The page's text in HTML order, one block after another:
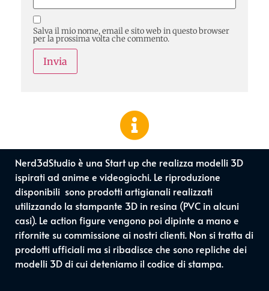
Salva il mio nome, email e sito web in questo browser
per la prossima volta che commento.
Nerd3dStudio è una Start up che realizza modelli 3D
ispirati ad anime e videogiochi. Le riproduzione
disponibili sono prodotti artigianali realizzati
utilizzando la stampante 3D in resina (PVC in alcuni
casi). Le action figure vengono poi dipinte a mano e
rifornite su commissione ai nostri clienti. Non si tratta di
prodotti ufficiali ma si ribadisce che sono repliche dei
modelli 3D di cui deteniamo il codice di stampa.